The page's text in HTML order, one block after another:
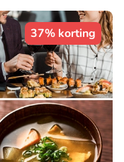
37% korting